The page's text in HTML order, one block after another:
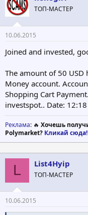
ТОП-МАСТЕР
10.06.2015
Joined and invested,
The amount of 50
Money account.
Shopping Cart
investspot.. Date:
Реклама: 🔥 Хочешь
Polymarket? Кликай сюда!
L List4Hyip
ТОП-МАСТЕР
10.06.2015